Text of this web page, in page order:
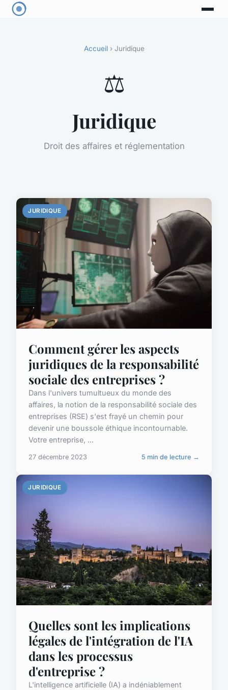
Accueil› Juridique
⚖️
Juridique
Droit des affaires et réglementation
JURIDIQUE
Comment gérer les aspects
juridiques de la responsabilité
sociale des entreprises ?
Dans l'univers tumultueux du monde des
affaires, la notion de la responsabilité sociale des
entreprises (RSE) s'est frayé un chemin pour
devenir une boussole éthique incontournable.
Votre entreprise, ...
27 décembre 2023 5 min de lecture →
JURIDIQUE
Quelles sont les implications
légales de l'intégration de l'IA
dans les processus
d'entreprise ?
L'intelligence artificielle (IA) a indéniablement